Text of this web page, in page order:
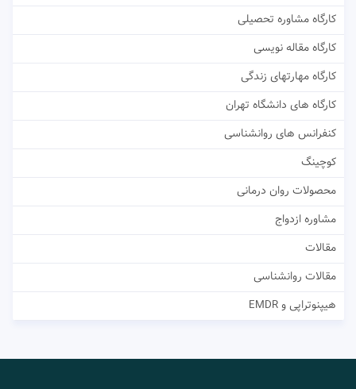
کارگاه مشاوره تحصیلی
کارگاه مقاله نویسی
کارگاه مهارتهای زندگی
کارگاه های دانشگاه تهران
کنفرانس های روانشناسی
کوچینگ
محصولات روان درمانی
مشاوره ازدواج
مقالات
مقالات روانشناسی
هیپنوتراپی و EMDR